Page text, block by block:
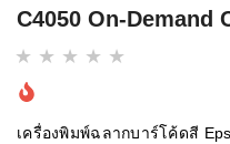
C4050 On-Demand
เครื่องพิมพ์ฉลากบาร์โค้ดสี